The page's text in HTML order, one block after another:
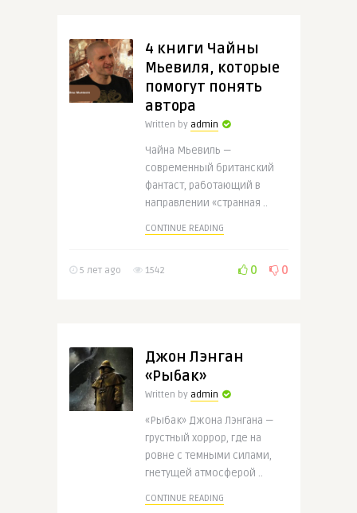
4 книги Чайны
Мьевиля, которые
помогут понять
автора
Written by admin
Чайна Мьевиль —
современный британский
фантаст, работающий в
направлении «странная ..
CONTINUE READING
5 лет ago 1542 0 0
Джон Лэнган
«Рыбак»
Written by admin
«Рыбак» Джона Лэнгана —
грустный хоррор, где на
ровне с темными силами,
гнетущей атмосферой ..
CONTINUE READING